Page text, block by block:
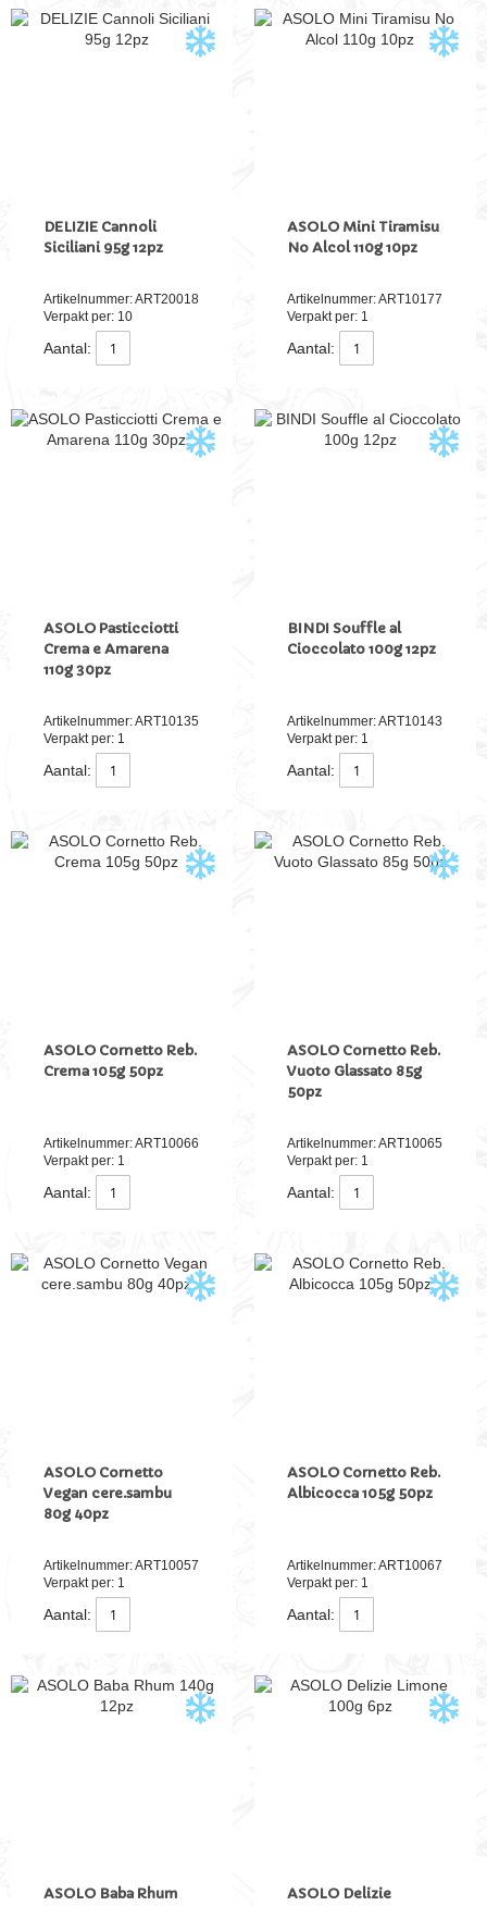
DELIZIE Cannoli
Siciliani 95g 12pz
Artikelnummer: ART20018
Verpakt per: 10
Aantal:
ASOLO Mini Tiramisu
No Alcol 110g 10pz
Artikelnummer: ART10177
Verpakt per: 1
Aantal:
ASOLO Pasticciotti
Crema e Amarena
110g 30pz
Artikelnummer: ART10135
Verpakt per: 1
Aantal:
BINDI Souffle al
Cioccolato 100g 12pz
Artikelnummer: ART10143
Verpakt per: 1
Aantal:
ASOLO Cornetto Reb.
Crema 105g 50pz
Artikelnummer: ART10066
Verpakt per: 1
Aantal:
ASOLO Cornetto Reb.
Vuoto Glassato 85g
50pz
Artikelnummer: ART10065
Verpakt per: 1
Aantal:
ASOLO Cornetto
Vegan cere.sambu
80g 40pz
Artikelnummer: ART10057
Verpakt per: 1
Aantal:
ASOLO Cornetto Reb.
Albicocca 105g 50pz
Artikelnummer: ART10067
Verpakt per: 1
Aantal:
ASOLO Baba Rhum
ASOLO Delizie